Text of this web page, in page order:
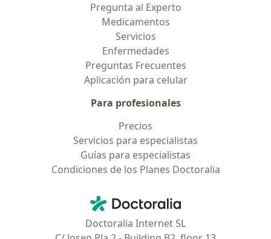
Pregunta al Experto
Medicamentos
Servicios
Enfermedades
Preguntas Frecuentes
Aplicación para celular
Para profesionales
Precios
Servicios para especialistas
Guías para especialistas
Condiciones de los Planes Doctoralia
Doctoralia - Página de inicio
Doctoralia Internet SL